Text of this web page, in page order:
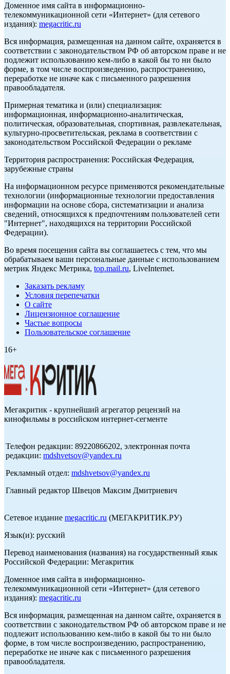
Доменное имя сайта в информационно-
телекоммуникационной сети «Интернет» (для сетевого
издания): megacritic.ru
Вся информация, размещенная на данном сайте, охраняется в
соответствии с законодательством РФ об авторском праве и не
подлежит использованию кем-либо в какой бы то ни было
форме, в том числе воспроизведению, распространению,
переработке не иначе как с письменного разрешения
правообладателя.
Примерная тематика и (или) специализация:
информационная, информационно-аналитическая,
политическая, образовательная, спортивная, развлекательная,
культурно-просветительская, реклама в соответствии с
законодательством Российской Федерации о рекламе
Территория распространения: Российская Федерация,
зарубежные страны
На информационном ресурсе применяются рекомендательные
технологии (информационные технологии предоставления
информации на основе сбора, систематизации и анализа
сведений, относящихся к предпочтениям пользователей сети
"Интернет", находящихся на территории Российской
Федерации).
Во время посещения сайта вы соглашаетесь с тем, что мы
обрабатываем ваши персональные данные с использованием
метрик Яндекс Метрика, top.mail.ru, LiveInternet.
Заказать рекламу
Условия перепечатки
О сайте
Лицензионное соглашение
Частые вопросы
Пользовательское соглашение
16+
Мегакритик - крупнейший агрегатор рецензий на
кинофильмы в российском интернет-сегменте
Телефон редакции: 89220866202, электронная почта
редакции: mdshvetsov@yandex.ru
Рекламный отдел: mdshvetsov@yandex.ru
Главный редактор Швецов Максим Дмитриевич
Сетевое издание megacritic.ru (МЕГАКРИТИК.РУ)
Язык(и): русский
Перевод наименования (названия) на государственный язык
Российской Федерации: Мегакритик
Доменное имя сайта в информационно-
телекоммуникационной сети «Интернет» (для сетевого
издания): megacritic.ru
Вся информация, размещенная на данном сайте, охраняется в
соответствии с законодательством РФ об авторском праве и не
подлежит использованию кем-либо в какой бы то ни было
форме, в том числе воспроизведению, распространению,
переработке не иначе как с письменного разрешения
правообладателя.